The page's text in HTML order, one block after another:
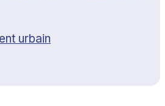
urbain